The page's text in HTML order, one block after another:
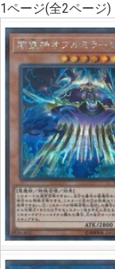
1ページ(全2ページ